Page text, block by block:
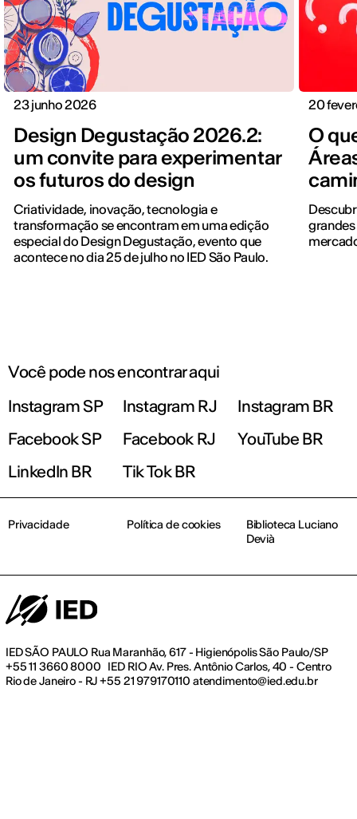
23 junho 2026
Design Degustação 2026.2:
um convite para experimentar
os futuros do design
Criatividade, inovação, tecnologia e
transformação se encontram em uma edição
especial do Design Degustação, evento que
acontece no dia 25 de julho no IED São Paulo.
20
O
Você pode nos encontrar aqui
Instagram SP
Instagram RJ
Instagram BR
Facebook SP
Facebook RJ
YouTube BR
LinkedIn BR
Tik Tok BR
IED SÃO PAULO Rua Maranhão, 617 - Higienópolis São Paulo/SP
+55 11 3660 8000 IED RIO Av. Pres. Antônio Carlos, 40 - Centro
Rio de Janeiro - RJ +55 21 979170110 atendimento@ied.edu.br
Privacidade Política de cookies
Biblioteca Luciano
Devià